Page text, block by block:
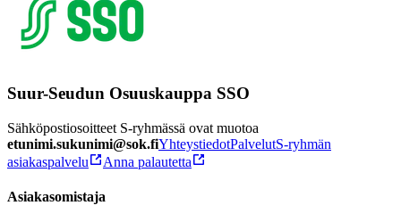
Suur-Seudun Osuuskauppa SSO
Sähköpostiosoitteet S-ryhmässä ovat muotoa
etunimi.sukunimi@sok.fiYhteystiedotPalvelutS-ryhmän
asiakaspalvelu
Anna palautetta
Asiakasomistaja